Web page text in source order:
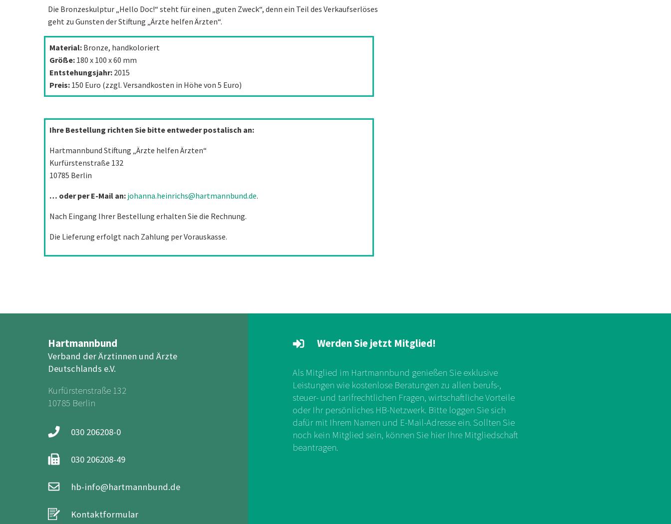
Die Bronzeskulptur „Hello Doc!“ steht für einen „guten Zweck“, denn ein Teil des Verkaufserlöses
geht zu Gunsten der Stiftung „Ärzte helfen Ärzten“.
Material: Bronze, handkoloriert
Größe: 180 x 100 x 60 mm
Entstehungsjahr: 2015
Preis: 150 Euro (zzgl. Versandkosten in Höhe von 5 Euro)
Ihre Bestellung richten Sie bitte entweder postalisch an:
Hartmannbund Stiftung „Ärzte helfen Ärzten“
Kurfürstenstraße 132
10785 Berlin
… oder per E-Mail an: johanna.heinrichs@hartmannbund.de.
Nach Eingang Ihrer Bestellung erhalten Sie die Rechnung.
Die Lieferung erfolgt nach Zahlung per Vorauskasse.
Hartmannbund
Verband der Ärztinnen und Ärzte
Deutschlands e.V.
Kurfürstenstraße 132
10785 Berlin
030 206208-0
030 206208-49
hb-info@hartmannbund.de
Kontaktformular
Werden Sie jetzt Mitglied!
Als Mitglied im Hartmannbund genießen Sie exklusive
Leistungen wie kostenlose Beratungen zu allen berufs-,
steuer- und tarifrechtlichen Fragen, wirtschaftliche Vorteile
oder Ihr persönliches HB-Netzwerk. Bitte loggen Sie sich
dafür mit Ihrem Namen und E-Mail-Adresse ein. Sollten Sie
noch kein Mitglied sein, können Sie hier Ihre Mitgliedschaft
beantragen.